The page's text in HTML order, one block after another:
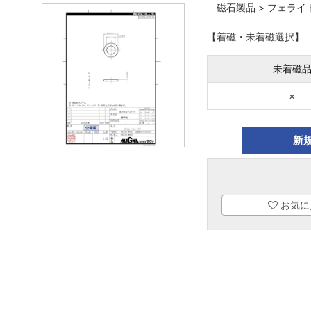
磁石製品 > フェライ
【着磁・未着磁選択】
未着磁品
×
新
お気